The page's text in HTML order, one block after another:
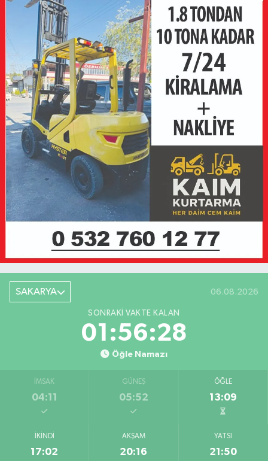
SAKARYA 06.08.2026
SONRAKI VAKTE KALAN
01:56:28
Öğle Namazı
İMSAK
04:11
GÜNEŞ
05:52
ÖĞLE
13:09
İKINDI
17:02
AKŞAM
20:16
YATSI
21:50